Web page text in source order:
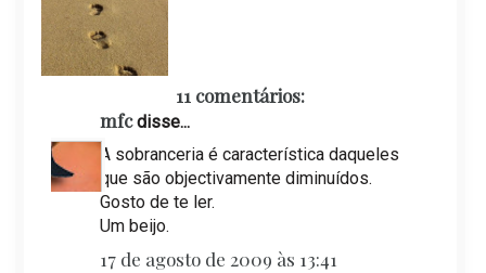
11 comentários:
mfcdisse...
A sobranceria é característica daqueles
que são objectivamente diminuídos.
Gosto de te ler.
Um beijo.
17 de agosto de 2009 às 13:41